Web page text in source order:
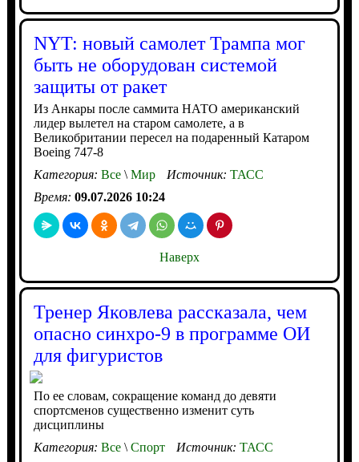
NYT: новый самолет Трампа мог
быть не оборудован системой
защиты от ракет
Из Анкары после саммита НАТО американский
лидер вылетел на старом самолете, а в
Великобритании пересел на подаренный Катаром
Boeing 747-8
Категория: Все\Мир Источник: ТАСС
Время: 09.07.2026 10:24
Наверх
Тренер Яковлева рассказала, чем
опасно синхро-9 в программе ОИ
для фигуристов
По ее словам, сокращение команд до девяти
спортсменов существенно изменит суть
дисциплины
Категория: Все\Спорт Источник: ТАСС